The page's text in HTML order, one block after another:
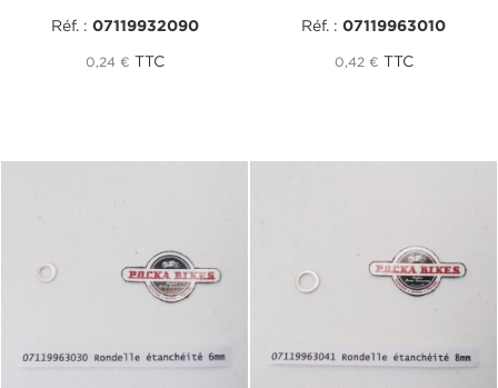
Réf. : 07119932090
0,24 € TTC
Réf. : 07119963010
0,42 € TTC